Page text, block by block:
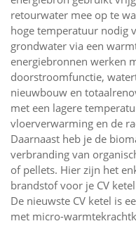
retourwater mee op te
hoge temperatuur nodig
grondwater via een
energiebronnen werken
doorstroomfunctie,
nieuwbouw en
met een lagere
vloerverwarming en de
Daarnaast heb je de
verbranding van
of pellets. Hier zijn het
brandstof voor je CV
De nieuwste CV ketel is
met micro-